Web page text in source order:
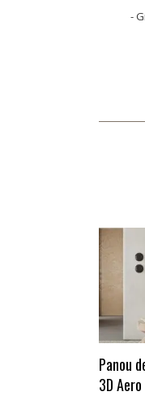
-
Panou
3D Aero